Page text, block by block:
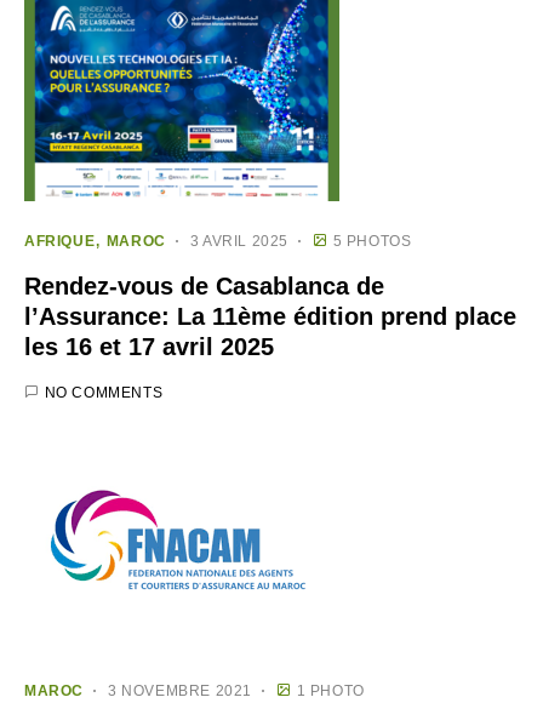
AFRIQUE MAROC 3 AVRIL 2025 5 PHOTOS
Rendez-vous de Casablanca de
l’Assurance: La 11ème édition prend place
les 16 et 17 avril 2025
NO COMMENTS
MAROC 3 NOVEMBRE 2021 1 PHOTO